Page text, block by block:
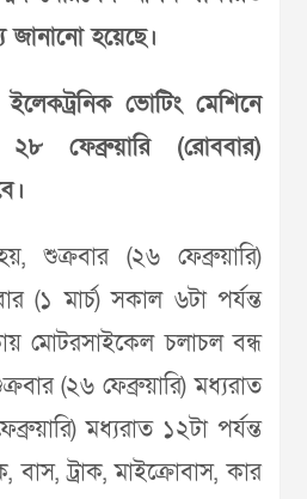
হয়েছে।
ভোটিং মেশিনে
ফেব্রুয়ারি (রোববার)
শুক্রবার (২৬ ফেব্রুয়ারি)
(১ মার্চ) সকাল ৬টা পর্যন্ত
মোটরসাইকেল চলাচল বন্ধ
(২৬ ফেব্রুয়ারি) মধ্যরাত
মধ্যরাত ১২টা পর্যন্ত
ট্রাক, মাইক্রোবাস, কার